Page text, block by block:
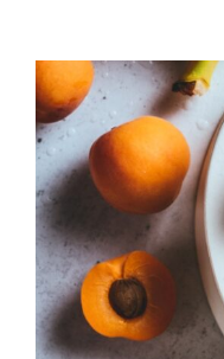
Ver
imagen
más
grande